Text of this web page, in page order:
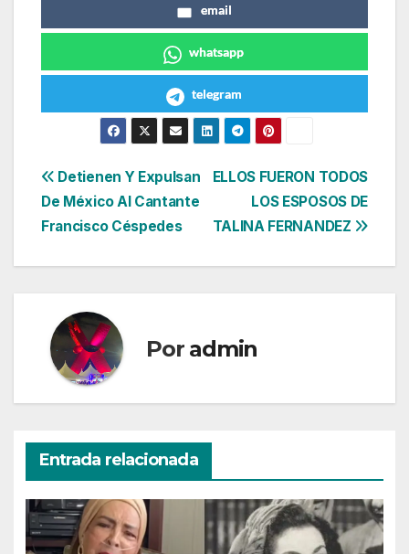
email
whatsapp
telegram
Navegación
de
entradas
ELLOS FUERON TODOS
LOS ESPOSOS DE
TALINA FERNANDEZ
Detienen Y Expulsan
De México Al Cantante
Francisco Céspedes
Por admin
Entrada relacionada